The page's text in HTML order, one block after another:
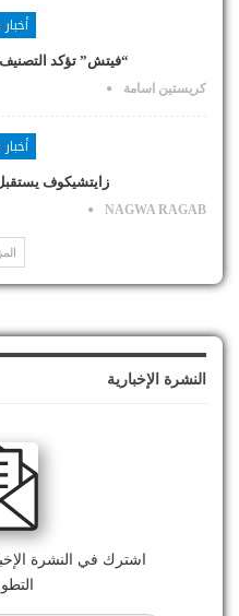
“فيتش” تؤكد
كريستين اسامة
زايتشيكوف
NAGWA RAGAB
النشرة الإخبارية
اشترك في النشرة